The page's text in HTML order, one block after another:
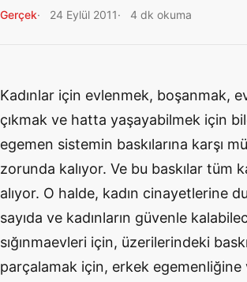
Gerçek 24 Eylül 2011 4 dk okuma
Kadınlar için evlenmek, boşanmak,
çıkmak ve hatta yaşayabilmek için
egemen sistemin baskılarına karşı
zorunda kalıyor. Ve bu baskılar tüm
alıyor. O halde, kadın cinayetlerine
sayıda ve kadınların güvenle
sığınmaevleri için, üzerilerindeki
parçalamak için, erkek egemenliğine